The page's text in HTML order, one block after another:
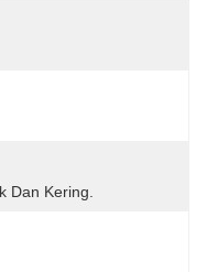
Dan Kering.